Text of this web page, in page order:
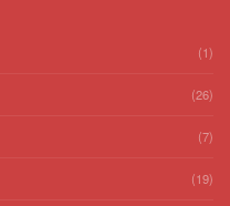
(1)
(26)
(7)
(19)